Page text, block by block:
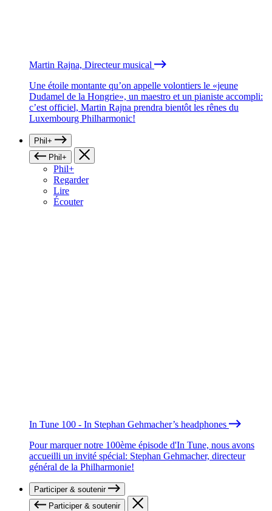
Martin Rajna, Directeur musical
Une étoile montante qu’on appelle volontiers le «jeune
Dudamel de la Hongrie», un maestro et un pianiste accompli:
c’est officiel, Martin Rajna prendra bientôt les rênes du
Luxembourg Philharmonic!
Phil+
Phil+
Phil+
Regarder
Lire
Écouter
In Tune 100 - In Stephan Gehmacher’s headphones
Pour marquer notre 100ème épisode d'In Tune, nous avons
accueilli un invité spécial: Stephan Gehmacher, directeur
général de la Philharmonie!
Participer & soutenir
Participer & soutenir